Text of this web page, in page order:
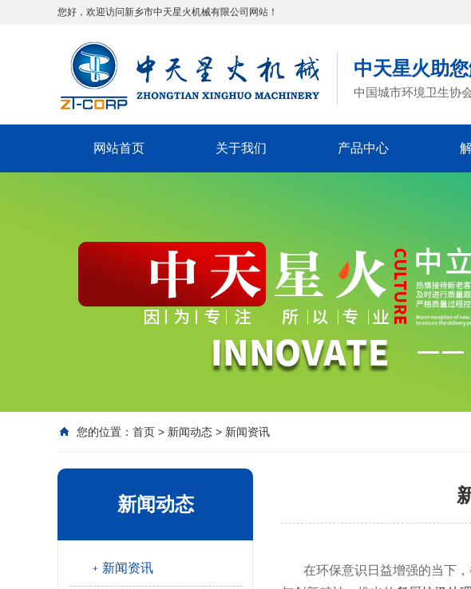
您好，欢迎访问新乡市中天星火机械有限公司网站！
中天星火助
中国城市环境卫生协
网站首页 关于我们 产品中心
您的位置： 首页 > 新闻动态 > 新闻资讯
新闻动态
﹢新闻资讯
在环保意识日益增强的当下